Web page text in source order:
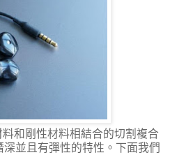
和剛性材料相結合的切割複合
並且有彈性的特性。下面我們